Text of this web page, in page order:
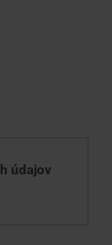
údajov